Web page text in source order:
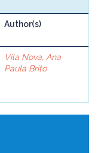
Author(s)
Vila Nova, Ana
Paula Brito